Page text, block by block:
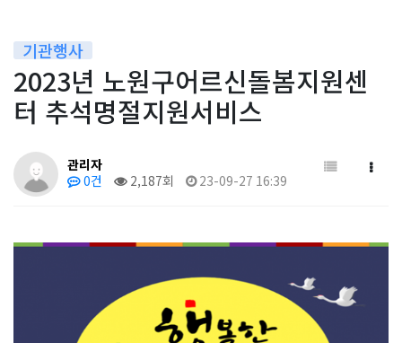
기관행사
2023년 노원구어르신돌봄지원센
터 추석명절지원서비스
관리자
0건
2,187회 23-09-27 16:39